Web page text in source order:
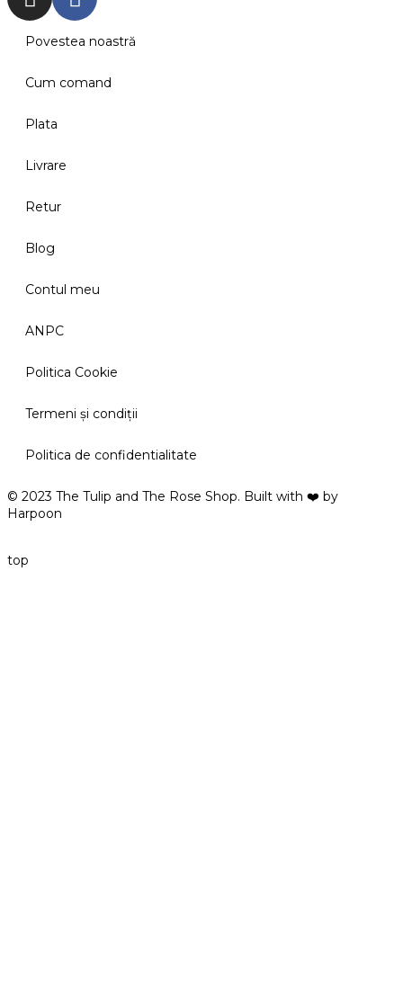
Povestea noastră
Cum comand
Plata
Livrare
Retur
Blog
Contul meu
ANPC
Politica Cookie
Termeni şi condiţii
Politica de confidentialitate
© 2023 The Tulip and The Rose Shop. Built with ❤️ by
Harpoon
top